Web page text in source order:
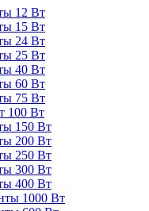
12 Вт
15 Вт
24 Вт
25 Вт
40 Вт
60 Вт
75 Вт
100 Вт
150 Вт
200 Вт
250 Вт
300 Вт
400 Вт
1000 Вт